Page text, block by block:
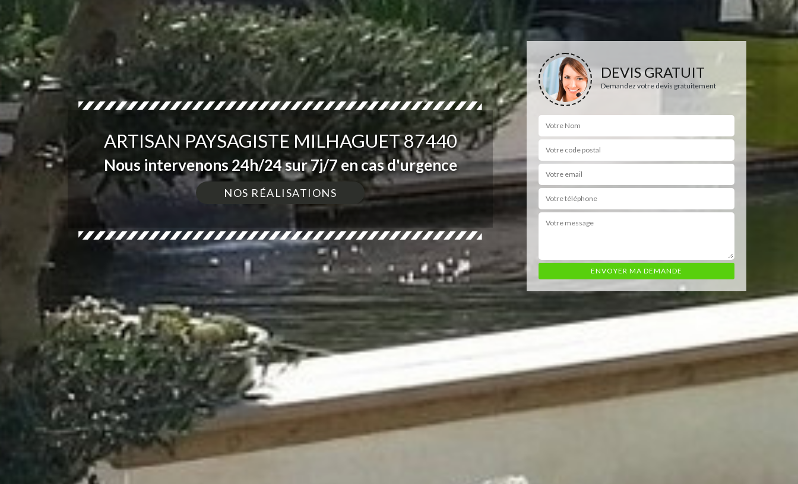
ARTISAN PAYSAGISTE MILHAGUET 87440
Nous intervenons 24h/24 sur 7j/7 en cas d'urgence
NOS RÉALISATIONS
DEVIS GRATUIT
Demandez votre devis gratuitement